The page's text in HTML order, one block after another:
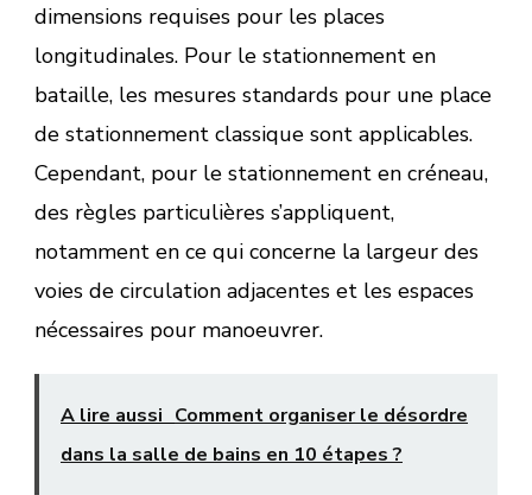
dimensions requises pour les places
longitudinales. Pour le stationnement en
bataille, les mesures standards pour une place
de stationnement classique sont applicables.
Cependant, pour le stationnement en créneau,
des règles particulières s’appliquent,
notamment en ce qui concerne la largeur des
voies de circulation adjacentes et les espaces
nécessaires pour manoeuvrer.
A lire aussi Comment organiser le désordre
dans la salle de bains en 10 étapes ?